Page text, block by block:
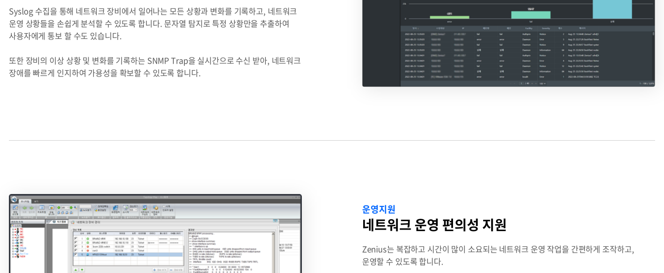
Syslog 수집을 통해 네트워크 장비에서 일어나는 모든 상황과 변화를 기록하고, 네트워크
운영 상황들을 손쉽게 분석할 수 있도록 합니다. 문자열 탐지로 특정 상황만을 추출하여
사용자에게 통보 할 수도 있습니다.
또한 장비의 이상 상황 및 변화를 기록하는 SNMP Trap을 실시간으로 수신 받아, 네트워크
장애를 빠르게 인지하여 가용성을 확보할 수 있도록 합니다.
운영지원
네트워크 운영 편의성 지원
Zenius는 복잡하고 시간이 많이 소요되는 네트워크 운영 작업을 간편하게 조작하고,
운영할 수 있도록 합니다.